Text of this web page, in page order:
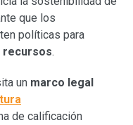
que los
políticas para
recursos.
un marco legal
de calificación